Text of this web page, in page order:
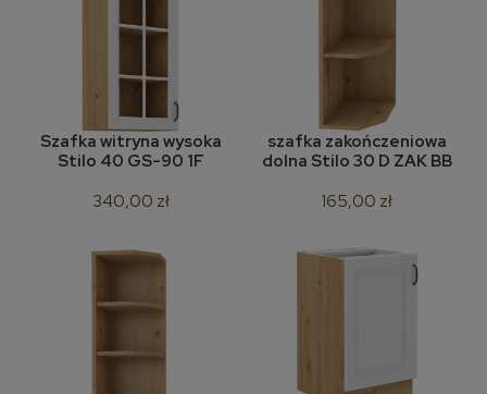
Szafka witryna wysoka
Stilo 40 GS-90 1F
340,00 zł
szafka zakończeniowa
dolna Stilo 30 D ZAK BB
165,00 zł